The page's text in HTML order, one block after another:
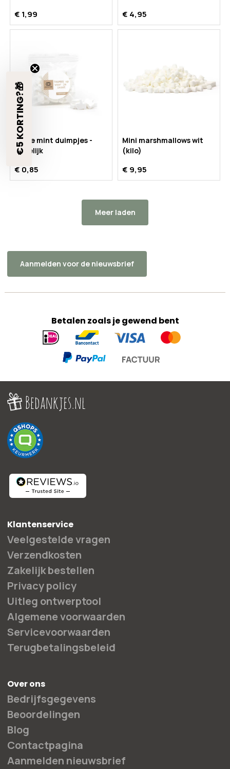
€ 1,99 € 4,95
Zakje mint duimpjes -
Zakelijk
€ 0,85
Mini marshmallows wit
(kilo)
€ 9,95
Meer laden
Betalen zoals je gewend bent
Geaccepteerde
betaalmethoden
Aanmelden voor de nieuwsbrief
Klantenservice
Veelgestelde vragen
Verzendkosten
Zakelijk bestellen
Privacy policy
Uitleg ontwerptool
Algemene voorwaarden
Servicevoorwaarden
Terugbetalingsbeleid
Over ons
Bedrijfsgegevens
Beoordelingen
Blog
Contactpagina
Aanmelden nieuwsbrief
€5 KORTING?🎁